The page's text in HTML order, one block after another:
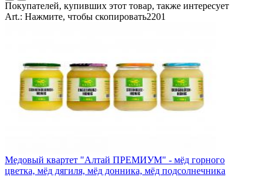
Покупателей, купивших этот товар, также интересует
Art.: Нажмите, чтобы скопировать2201
Медовый квартет "Алтай ПРЕМИУМ" - мёд горного
цветка, мёд дягиля, мёд донника, мёд подсолнечника